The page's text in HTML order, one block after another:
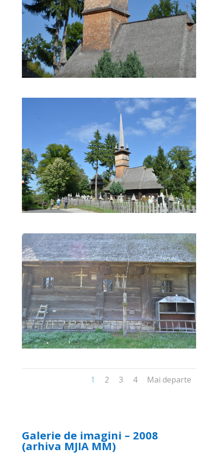
1 2 3 4 Mai departe
Galerie de imagini – 2008
(arhiva MJIA MM)